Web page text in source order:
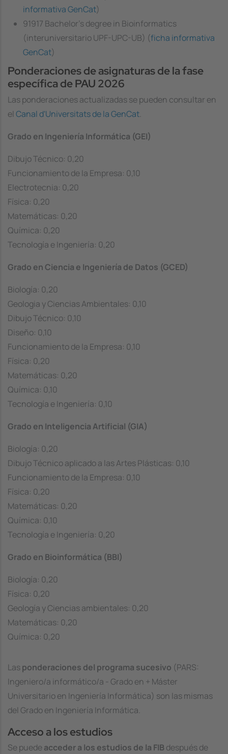
informativa GenCat)
91917 Bachelor's degree in Bioinformatics
(interuniversitario UPF-UPC-UB) (ficha informativa
GenCat)
Ponderaciones de asignaturas de la fase
específica de PAU 2026
Las ponderaciones actualizadas se pueden consultar en
el Canal d'Universitats de la GenCat.
Grado en Ingeniería Informática (GEI)
Dibujo Técnico: 0,20
Funcionamiento de la Empresa: 0,10
Electrotecnia: 0,20
Física: 0,20
Matemáticas: 0,20
Química: 0,20
Tecnología e Ingeniería: 0,20
Grado en Ciencia e Ingeniería de Datos (GCED)
Biología: 0,20
Geologia y Ciencias Ambientales: 0,10
Dibujo Técnico: 0,10
Diseño: 0,10
Funcionamiento de la Empresa: 0,10
Física: 0,20
Matemáticas: 0,20
Química: 0,10
Tecnología e Ingeniería: 0,10
Grado en Inteligencia Artificial (GIA)
Biología: 0,20
Dibujo Técnico aplicado a las Artes Plásticas: 0,10
Funcionamiento de la Empresa: 0,10
Física: 0,20
Matemáticas: 0,20
Química: 0,10
Tecnología e Ingeniería: 0,20
Grado en Bioinformática (BBI)
Biología: 0,20
Física: 0,20
Geología y Ciencias ambientales: 0,20
Matemáticas: 0,20
Química: 0,20
Lasponderaciones del programa sucesivo (PARS:
Ingeniero/a informático/a - Grado en + Máster
Universitario en Ingeniería Informática) son las mismas
del Grado en Ingeniería Informática.
Acceso a los estudios
Se puedeacceder a los estudios de la FIBdespués de